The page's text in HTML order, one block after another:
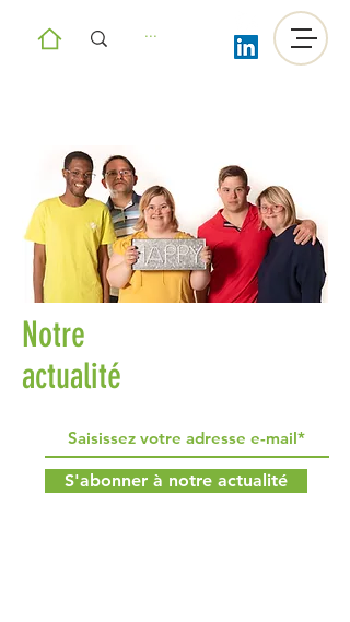
Notre
actualité
S'abonner à notre actualité